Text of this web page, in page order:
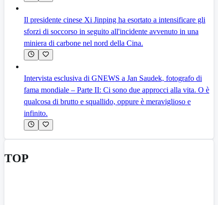
Il presidente cinese Xi Jinping ha esortato a intensificare gli
sforzi di soccorso in seguito all'incidente avvenuto in una
miniera di carbone nel nord della Cina.
Intervista esclusiva di GNEWS a Jan Saudek, fotografo di
fama mondiale – Parte II: Ci sono due approcci alla vita. O è
qualcosa di brutto e squallido, oppure è meraviglioso e
infinito.
TOP